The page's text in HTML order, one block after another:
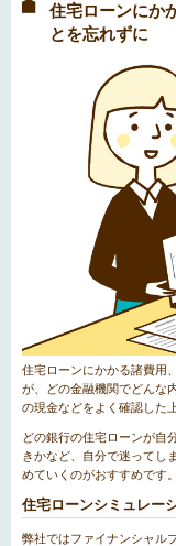
住宅ローンにか
とを忘れずに
住宅ローンにかかる諸費用
が、どの金融機関でどんな
の現金などをよく確認した
どの銀行の住宅ローンが自
きかなど、自分で迷ってし
めていくのがおすすめです。
住宅ローンシミュレー
弊社ではファイナンシャル